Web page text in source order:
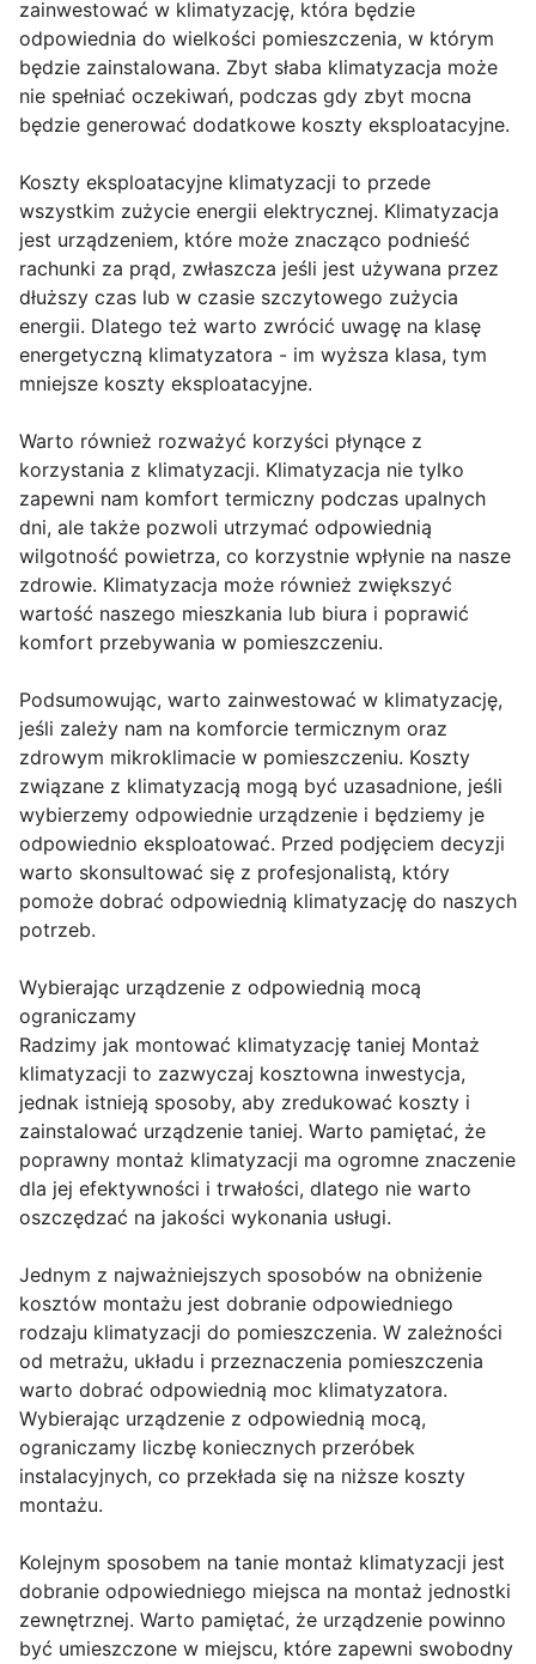
zainwestować w klimatyzację, która będzie
odpowiednia do wielkości pomieszczenia, w którym
będzie zainstalowana. Zbyt słaba klimatyzacja może
nie spełniać oczekiwań, podczas gdy zbyt mocna
będzie generować dodatkowe koszty eksploatacyjne.
Koszty eksploatacyjne klimatyzacji to przede
wszystkim zużycie energii elektrycznej. Klimatyzacja
jest urządzeniem, które może znacząco podnieść
rachunki za prąd, zwłaszcza jeśli jest używana przez
dłuższy czas lub w czasie szczytowego zużycia
energii. Dlatego też warto zwrócić uwagę na klasę
energetyczną klimatyzatora - im wyższa klasa, tym
mniejsze koszty eksploatacyjne.
Warto również rozważyć korzyści płynące z
korzystania z klimatyzacji. Klimatyzacja nie tylko
zapewni nam komfort termiczny podczas upalnych
dni, ale także pozwoli utrzymać odpowiednią
wilgotność powietrza, co korzystnie wpłynie na nasze
zdrowie. Klimatyzacja może również zwiększyć
wartość naszego mieszkania lub biura i poprawić
komfort przebywania w pomieszczeniu.
Podsumowując, warto zainwestować w klimatyzację,
jeśli zależy nam na komforcie termicznym oraz
zdrowym mikroklimacie w pomieszczeniu. Koszty
związane z klimatyzacją mogą być uzasadnione, jeśli
wybierzemy odpowiednie urządzenie i będziemy je
odpowiednio eksploatować. Przed podjęciem decyzji
warto skonsultować się z profesjonalistą, który
pomoże dobrać odpowiednią klimatyzację do naszych
potrzeb.
Wybierając urządzenie z odpowiednią mocą
ograniczamy
Radzimy jak montować klimatyzację taniej Montaż
klimatyzacji to zazwyczaj kosztowna inwestycja,
jednak istnieją sposoby, aby zredukować koszty i
zainstalować urządzenie taniej. Warto pamiętać, że
poprawny montaż klimatyzacji ma ogromne znaczenie
dla jej efektywności i trwałości, dlatego nie warto
oszczędzać na jakości wykonania usługi.
Jednym z najważniejszych sposobów na obniżenie
kosztów montażu jest dobranie odpowiedniego
rodzaju klimatyzacji do pomieszczenia. W zależności
od metrażu, układu i przeznaczenia pomieszczenia
warto dobrać odpowiednią moc klimatyzatora.
Wybierając urządzenie z odpowiednią mocą,
ograniczamy liczbę koniecznych przeróbek
instalacyjnych, co przekłada się na niższe koszty
montażu.
Kolejnym sposobem na tanie montaż klimatyzacji jest
dobranie odpowiedniego miejsca na montaż jednostki
zewnętrznej. Warto pamiętać, że urządzenie powinno
być umieszczone w miejscu, które zapewni swobodny